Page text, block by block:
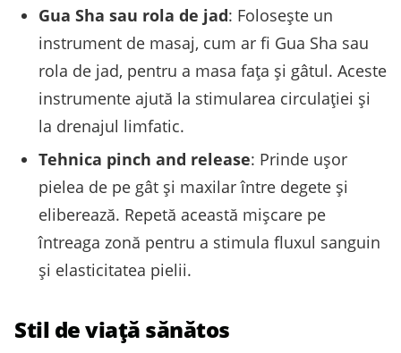
Gua Sha sau rola de jad: Folosește un
instrument de masaj, cum ar fi Gua Sha sau
rola de jad, pentru a masa fața și gâtul. Aceste
instrumente ajută la stimularea circulației și
la drenajul limfatic.
Tehnica pinch and release: Prinde ușor
pielea de pe gât și maxilar între degete și
eliberează. Repetă această mișcare pe
întreaga zonă pentru a stimula fluxul sanguin
și elasticitatea pielii.
Stil de viață sănătos